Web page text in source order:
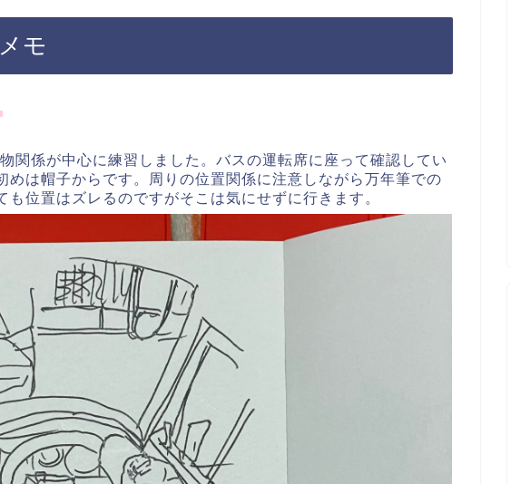
モ
関係が中心に練習しました。バスの運転席に座って確認してい
めは帽子からです。周りの位置関係に注意しながら万年筆での
も位置はズレるのですがそこは気にせずに行きます。